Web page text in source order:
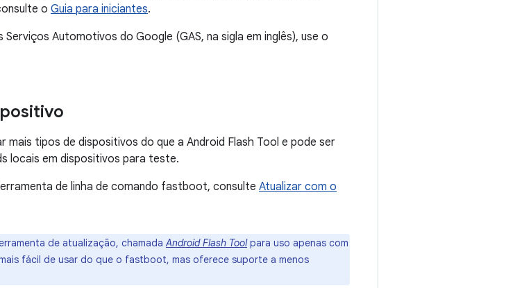
o Guia para iniciantes.
Automotivos do Google (GAS, na sigla em inglês), use o
mais tipos de dispositivos do que a Android Flash Tool e pode ser
locais em dispositivos para teste.
de linha de comando fastboot, consulte Atualizar com o
de atualização, chamadaAndroid Flash Toolpara uso apenas com
fácil de usar do que o fastboot, mas oferece suporte a menos